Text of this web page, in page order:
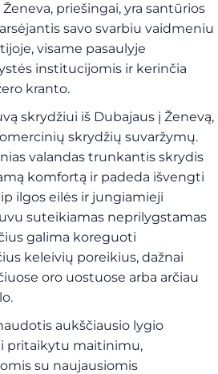
priešingai, yra santūrios
savo svarbiu vaidmeniu
visame pasaulyje
institucijomis ir kerinčia
kranto.
skrydžiui iš Dubajaus į Ženevą,
skrydžių suvaržymų.
valandas trunkantis skrydis
komfortą ir padeda išvengti
ilgos eilės ir jungiamieji
suteikiamas neprilygstamas
galima koreguoti
keleivių poreikius, dažnai
oro uostuose arba arčiau
aukščiausio lygio
pritaikytu maitinimu,
su naujausiomis